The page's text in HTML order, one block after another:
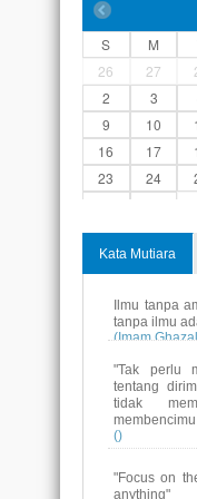
S
M
26
27
2
3
9 10
16
17
23
24
Kata Mutiara
"Tak perlu
tentang
tidak
()
"Focus on
anything"
()
"Payung